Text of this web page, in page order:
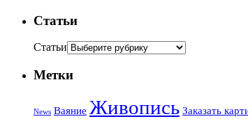
Статьи
Статьи
Метки
News Ваяние Живопись Заказать